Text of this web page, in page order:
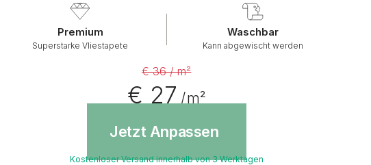
Premium
Superstarke Vliestapete
Waschbar
Kann abgewischt werden
€ 36 / m²
€ 27/ m²
Jetzt Anpassen
Kostenloser Versand innerhalb von 3 Werktagen